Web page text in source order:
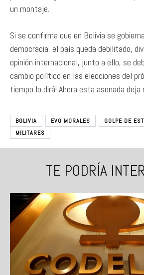
un montaje.
Si se confirma que en Bolivia se
democracia, el país queda debilitado,
opinión internacional, junto a ello, se
cambio político en las elecciones del
tiempo lo dirá! Ahora esta asonada deja
BOLIVIA EVO MORALES GOLPE DE
MILITARES
TE PODRÍA